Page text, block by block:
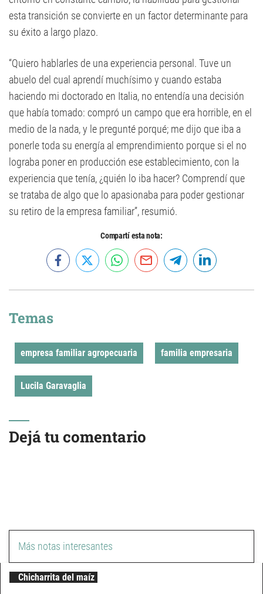
esta transición se convierte en un factor determinante para
su éxito a largo plazo.
“Quiero hablarles de una experiencia personal. Tuve un
abuelo del cual aprendí muchísimo y cuando estaba
haciendo mi doctorado en Italia, no entendía una decisión
que había tomado: compró un campo que era horrible, en el
medio de la nada, y le pregunté porqué; me dijo que iba a
ponerle toda su energía al emprendimiento porque si el no
lograba poner en producción ese establecimiento, con la
experiencia que tenía, ¿quién lo iba hacer? Comprendí que
se trataba de algo que lo apasionaba para poder gestionar
su retiro de la empresa familiar”, resumió.
Compartí esta nota:
Temas
empresa familiar agropecuaria familia empresaria
Lucila Garavaglia
Dejá tu comentario
Más notas interesantes
Chicharrita del maíz